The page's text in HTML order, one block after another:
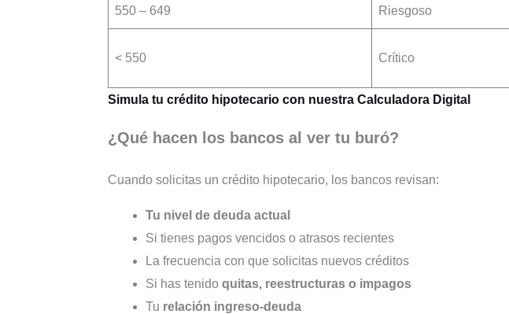
550 – 649 Riesgoso
< 550 Crítico
Simula tu crédito hipotecario con nuestra Calculadora Digital
¿Qué hacen los bancos al ver tu buró?
Cuando solicitas un crédito hipotecario, los bancos revisan:
Tu nivel de deuda actual
Si tienes pagos vencidos o atrasos recientes
La frecuencia con que solicitas nuevos créditos
Si has tenido quitas, reestructuras o impagos
Tu relación ingreso-deuda